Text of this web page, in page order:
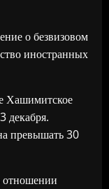
о безвизовом
иностранных
Хашимитское
декабря.
превышать 30
отношении